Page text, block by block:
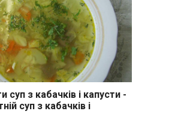
суп з кабачків і капусти -
суп з кабачків і